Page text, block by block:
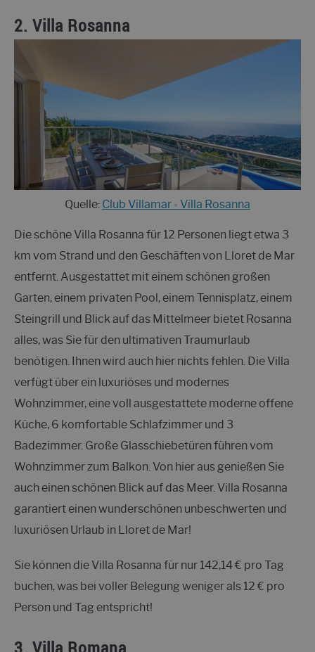
2. Villa Rosanna
Quelle: Club Villamar - Villa Rosanna
Die schöne Villa Rosanna für 12 Personen liegt etwa 3
km vom Strand und den Geschäften von Lloret de Mar
entfernt. Ausgestattet mit einem schönen großen
Garten, einem privaten Pool, einem Tennisplatz, einem
Steingrill und Blick auf das Mittelmeer bietet Rosanna
alles, was Sie für den ultimativen Traumurlaub
benötigen. Ihnen wird auch hier nichts fehlen. Die Villa
verfügt über ein luxuriöses und modernes
Wohnzimmer, eine voll ausgestattete moderne offene
Küche, 6 komfortable Schlafzimmer und 3
Badezimmer. Große Glasschiebetüren führen vom
Wohnzimmer zum Balkon. Von hier aus genießen Sie
auch einen schönen Blick auf das Meer. Villa Rosanna
garantiert einen wunderschönen unbeschwerten und
luxuriösen Urlaub in Lloret de Mar!
Sie können die Villa Rosanna für nur 142,14 € pro Tag
buchen, was bei voller Belegung weniger als 12 € pro
Person und Tag entspricht!